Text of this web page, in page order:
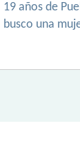
19 años de
busco una